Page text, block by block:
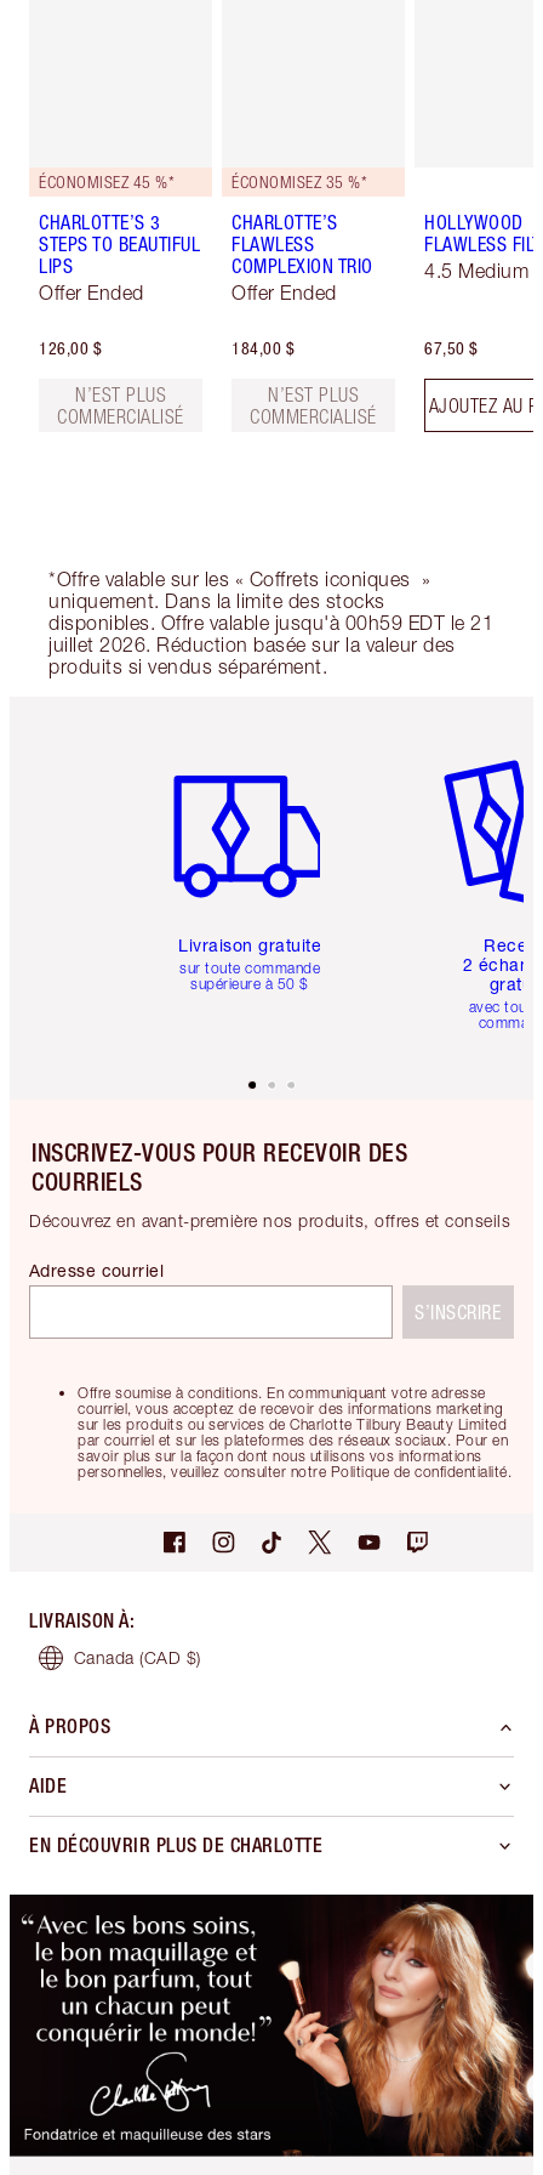
ÉCONOMISEZ 45 %*
CHARLOTTE’S 3
STEPS TO BEAUTIFUL
LIPS
Offer Ended
126,00 $
N’EST PLUS
COMMERCIALISÉ
ÉCONOMISEZ 35 %*
CHARLOTTE’S
FLAWLESS
COMPLEXION TRIO
Offer Ended
184,00 $
N’EST PLUS
COMMERCIALISÉ
HOLLYWOOD
FLAWLESS
4.5 Medium
67,50 $
AJOUTEZ AU
*Offre valable sur les « Coffrets iconiques »
uniquement. Dans la limite des stocks
disponibles. Offre valable jusqu'à 00h59 EDT le 21
juillet 2026. Réduction basée sur la valeur des
produits si vendus séparément.
Livraison gratuite
sur toute commande
supérieure à 50 $
2
avec
INSCRIVEZ-VOUS POUR RECEVOIR DES
COURRIELS
Découvrez en avant-première nos produits, offres et conseils
Offre soumise à conditions. En communiquant votre adresse
courriel, vous acceptez de recevoir des informations marketing
sur les produits ou services de Charlotte Tilbury Beauty Limited
par courriel et sur les plateformes des réseaux sociaux. Pour en
savoir plus sur la façon dont nous utilisons vos informations
personnelles, veuillez consulter notre Politique de confidentialité.
Adresse courriel
S’INSCRIRE
LIVRAISON À:
Canada (CAD $)
À PROPOS
AIDE
EN DÉCOUVRIR PLUS DE CHARLOTTE